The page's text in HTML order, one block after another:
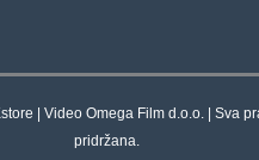
| Video Omega Film d.o.o. | Sva
pridržana.